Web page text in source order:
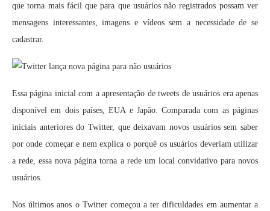
que torna mais fácil que para que usuários não registrados possam ver
mensagens interessantes, imagens e vídeos sem a necessidade de se
cadastrar.
Essa página inicial com a apresentação de tweets de usuários era apenas
disponível em dois países, EUA e Japão. Comparada com as páginas
iniciais anteriores do Twitter, que deixavam novos usuários sem saber
por onde começar e nem explica o porquê os usuários deveriam utilizar
a rede, essa nova página torna a rede um local convidativo para novos
usuários.
Nos últimos anos o Twitter começou a ter dificuldades em aumentar a